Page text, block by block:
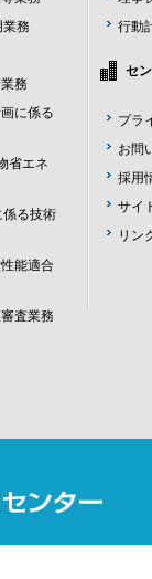
業務
務
に係る
省エネ
係る技術
能適合
査業務
行動
セ
プラ
お問
採用
サイ
リン